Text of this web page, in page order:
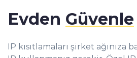
Evden Güvenle
IP kısıtlamaları şirket ağınıza